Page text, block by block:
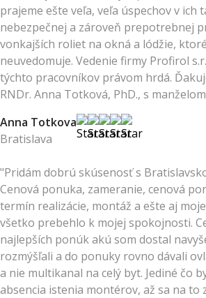
prajeme ešte veľa, veľa úspechov v ich
nebezpečnej a zároveň prepotrebnej
vonkajších roliet na okná a lódžie,
neuvedomuje. Vedenie firmy Profirol
týchto pracovníkov právom hrdá.
RNDr. Anna Totková, PhD., s
Anna Totkova
Bratislava
"Pridám dobrú skúsenosť s
Cenová ponuka, zameranie, cenová
termín realizácie, montáž a ešte aj
všetko prebehlo k mojej spokojnosti.
najlepších ponúk akú som dostal
rozmýšľali a do ponuky rovno dávali
a nie multikanal na celý byt. Jediné čo
absencia istenia montérov, až sa na to